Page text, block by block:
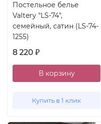
Постельное белье
Valtery "LS-74",
семейный, сатин (LS-74-
1255)
8 220 ₽
В корзину
Купить в 1 клик